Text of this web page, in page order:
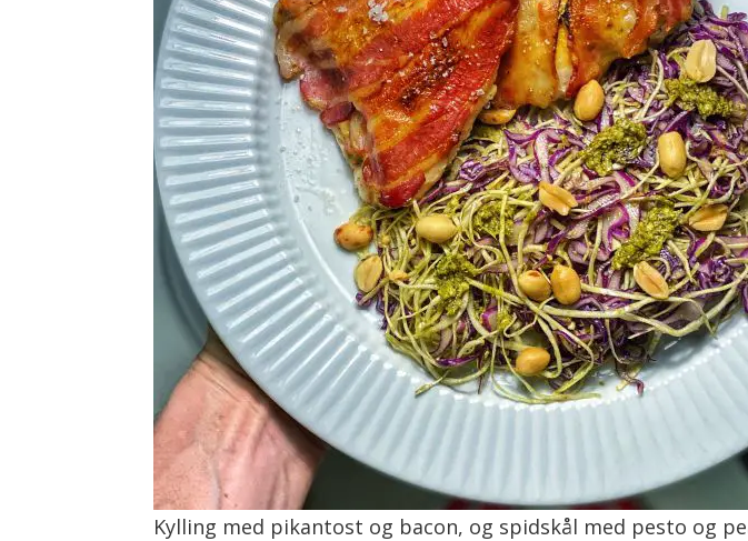
inspirerer
dig
til
et
bedre
Kylling med pikantost og bacon, og spidskål med pesto og